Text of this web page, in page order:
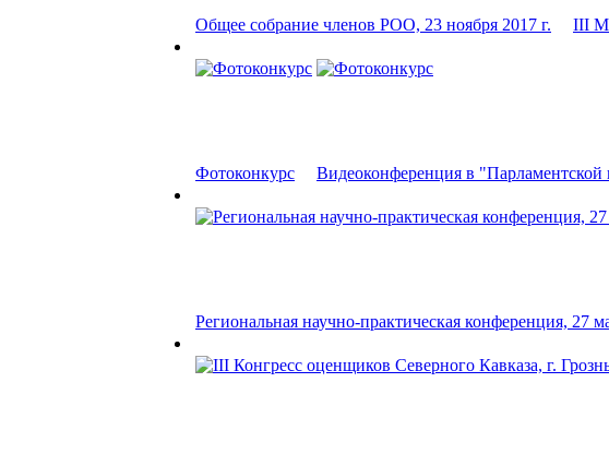
Общее собрание членов РОО, 23 ноября 2017 г. III
Фотоконкурс Видеоконференция в "Парламентской
Региональная научно-практическая конференция, 27